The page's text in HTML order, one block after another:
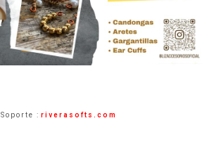
Soporte : riverasofts.com